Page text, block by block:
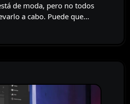
de moda, pero no todos
a cabo. Puede que…